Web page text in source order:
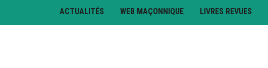
ACTUALITÉS WEB MAÇONNIQUE LIVRES REVUES